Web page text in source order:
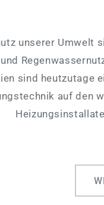
unserer Umwelt
sind heutzutage
auf den